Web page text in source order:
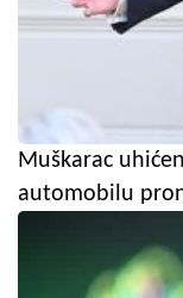
Muškarac
automobilu